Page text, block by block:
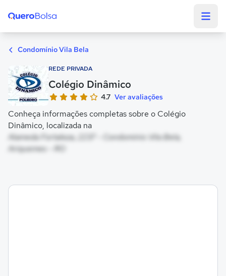
Condomínio Vila Bela
REDE PRIVADA
Colégio Dinâmico
4.7 Ver avaliações
Conheça informações completas sobre o Colégio
Dinâmico, localizada na
Alameda Fortaleza, 2237 - Condomínio Vila Bela,
Ariquemes - RO